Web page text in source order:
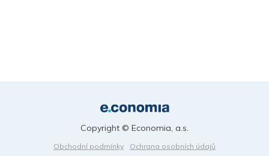
Obchodní podmínky
Ochrana osobních údajů
Copyright © Economia, a.s.